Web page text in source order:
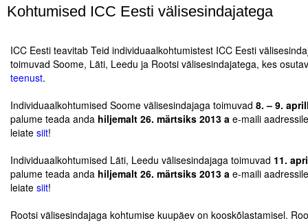
ICC Eesti liikmebaas
Liikmete pakkumised
Astu ICC Eesti liikmeks!
Kalender
ICC Eesti
Tegevused
Publikatsioonid
Arvamus
Kohtumised ICC Eesti välisesindajatega
ICC Eesti teavitab Teid individuaalkohtumistest ICC Eesti
toimuvad Soome, Läti, Leedu ja Rootsi välisesindajatega, kes
teenust.
Individuaalkohtumised Soome välisesindajaga toimuvad 8. – 9.
palume teada anda hiljemalt 26. märtsiks 2013 a e-maili
leiate siit!
Individuaalkohtumised Läti, Leedu välisesindajaga toimuvad 11.
palume teada anda hiljemalt 26. märtsiks 2013 a e-maili
leiate siit!
Rootsi välisesindajaga kohtumise kuupäev on kooskõlastamisel.